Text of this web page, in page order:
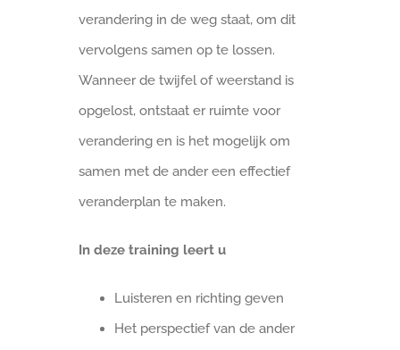
verandering in de weg staat, om dit
vervolgens samen op te lossen.
Wanneer de twijfel of weerstand is
opgelost, ontstaat er ruimte voor
verandering en is het mogelijk om
samen met de ander een effectief
veranderplan te maken.
In deze training leert u
Luisteren en richting geven
Het perspectief van de ander